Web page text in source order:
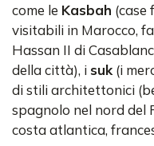
come le Kasbah (case
visitabili in Marocco,
Hassan II di
della città), i suk (i
di stili architettonici
spagnolo nel nord del
costa atlantica,